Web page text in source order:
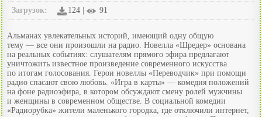
Загрузок:
124 | 91
Альманах увлекательных историй, имеющий одну общую
тему — все они произошли на радио. Новелла «Шредер» основана
на реальных событиях: слушателям прямого эфира предлагают
уничтожить известное произведение современного искусства
по итогам голосования. Герои новеллы «Переводчик» при помощи
радио спасают свою любовь. «Игра в карты» — комедия положений
на фоне радиоэфира, в котором обсуждают смену ролей мужчины
и женщины в современном обществе. В социальной комедии
«Радиорубка» жители маленького городка, где отключили интернет,